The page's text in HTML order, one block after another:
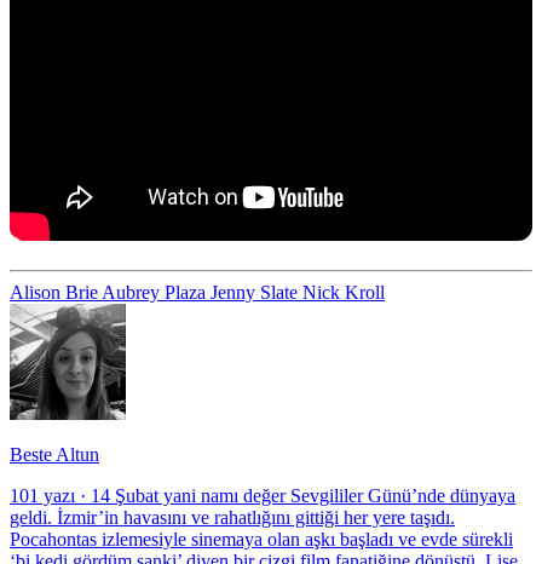
Alison Brie Aubrey Plaza Jenny Slate Nick Kroll
Beste Altun
101 yazı · 14 Şubat yani namı değer Sevgililer Günü’nde dünyaya
geldi. İzmir’in havasını ve rahatlığını gittiği her yere taşıdı.
Pocahontas izlemesiyle sinemaya olan aşkı başladı ve evde sürekli